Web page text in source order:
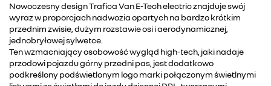
Nowoczesny design Trafica Van E-Tech electric znajduje swój
wyraz w proporcjach nadwozia opartych na bardzo krótkim
przednim zwisie, dużym rozstawie osi i aerodynamicznej,
jednobryłowej sylwetce.
Ten wzmacniający osobowość wygląd high-tech, jaki nadaje
przodowi pojazdu górny przedni pas, jest dodatkowo
podkreślony podświetlonym logo marki połączonym świetlnymi